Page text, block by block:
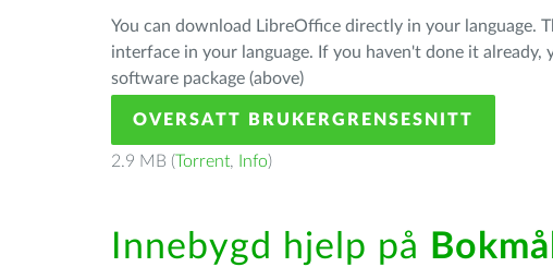
You can download LibreOffice directly in your language.
interface in your language. If you haven't done it
software package (above)
OVERSATT BRUKERGRENSESNITT
2.9 MB (Torrent, Info)
Innebygd hjelp på Bokmål